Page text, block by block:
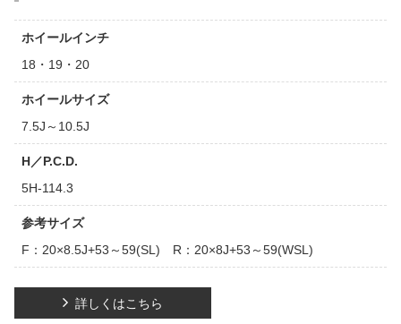
ホイールインチ
18・19・20
ホイールサイズ
7.5J～10.5J
H／P.C.D.
5H-114.3
参考サイズ
F：20×8.5J+53～59(SL) R：20×8J+53～59(WSL)
詳しくはこちら